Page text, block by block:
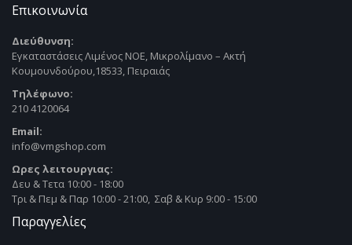
Επικοινωνία
Διεύθυνση:
Εγκαταστάσεις Λιμένος ΝΟΕ, Μικρολίμανο – Ακτή
Κουμουνδούρου,18533, Πειραιάς
Τηλέφωνο:
210 4120064
Email:
info@vmgshop.com
Ωρες λειτουργιας:
Δευ & Τετα 10:00 - 18:00
Τρι & Πεμ & Παρ 10:00 - 21:00, Σαβ & Κυρ 9:00 - 15:00
Παραγγελίες